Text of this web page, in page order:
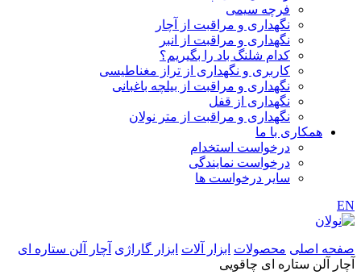
فرچه سیمی
نگهداری و مراقبت از آچار
نگهداری و مراقبت از انبر
کدام شلنگ باد را بگیریم؟
کاربری و نگهداری از تراز مغناطیسی
نگهداری و مراقبت از بیلچه باغبانی
نگهداری از قفل
نگهداری و مراقبت از متر نولان
همکاری با ما
درخواست استخدام
درخواست نمایندگی
سایر درخواست ها
EN
صفحه اصلی محصولات ابزار آلات ابزار گاراژی آچار آلن ستاره ای
آچار آلن ستاره ای چاقويى